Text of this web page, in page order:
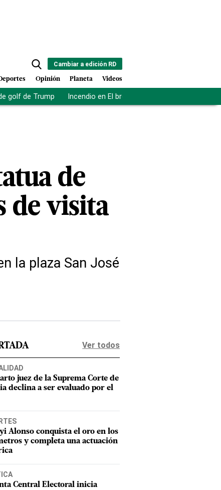
Cambiar a edición RD
Opinión Planeta Videos
golf de Trump Incendio en El bronx
de
de visita
la plaza San José
Ver todos
juez de la Suprema Corte de
declina a ser evaluado por el
Alonso conquista el oro en los
y completa una actuación
Central Electoral inicia